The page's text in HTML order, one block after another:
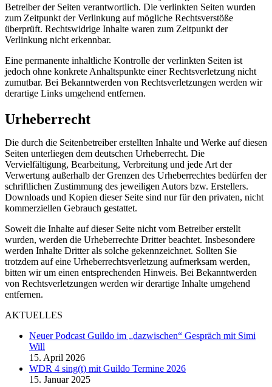
Betreiber der Seiten verantwortlich. Die verlinkten Seiten wurden
zum Zeitpunkt der Verlinkung auf mögliche Rechtsverstöße
überprüft. Rechtswidrige Inhalte waren zum Zeitpunkt der
Verlinkung nicht erkennbar.
Eine permanente inhaltliche Kontrolle der verlinkten Seiten ist
jedoch ohne konkrete Anhaltspunkte einer Rechtsverletzung nicht
zumutbar. Bei Bekanntwerden von Rechtsverletzungen werden wir
derartige Links umgehend entfernen.
Urheberrecht
Die durch die Seitenbetreiber erstellten Inhalte und Werke auf diesen
Seiten unterliegen dem deutschen Urheberrecht. Die
Vervielfältigung, Bearbeitung, Verbreitung und jede Art der
Verwertung außerhalb der Grenzen des Urheberrechtes bedürfen der
schriftlichen Zustimmung des jeweiligen Autors bzw. Erstellers.
Downloads und Kopien dieser Seite sind nur für den privaten, nicht
kommerziellen Gebrauch gestattet.
Soweit die Inhalte auf dieser Seite nicht vom Betreiber erstellt
wurden, werden die Urheberrechte Dritter beachtet. Insbesondere
werden Inhalte Dritter als solche gekennzeichnet. Sollten Sie
trotzdem auf eine Urheberrechtsverletzung aufmerksam werden,
bitten wir um einen entsprechenden Hinweis. Bei Bekanntwerden
von Rechtsverletzungen werden wir derartige Inhalte umgehend
entfernen.
AKTUELLES
Neuer Podcast Guildo im „dazwischen“ Gespräch mit Simi
Will
15. April 2026
WDR 4 sing(t) mit Guildo Termine 2026
15. Januar 2025